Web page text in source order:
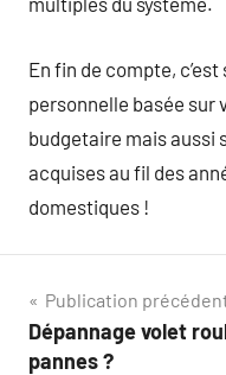
En fin de compte,
personnelle basée sur
budgetaire mais aussi
acquises au fil des
domestiques !
Navigation
de
Publication
Dépannage volet
pannes ?